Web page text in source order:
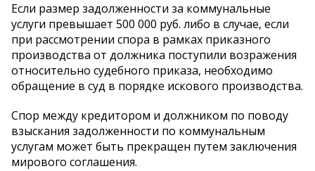
Если размер задолженности за коммунальные
услуги превышает 500 000 руб. либо в случае, если
при рассмотрении спора в рамках приказного
производства от должника поступили возражения
относительно судебного приказа, необходимо
обращение в суд в порядке искового производства.
Спор между кредитором и должником по поводу
взыскания задолженности по коммунальным
услугам может быть прекращен путем заключения
мирового соглашения.